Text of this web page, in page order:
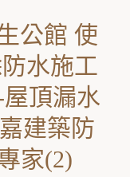
公館 使
水施工
頂漏水
建築防
家(2)